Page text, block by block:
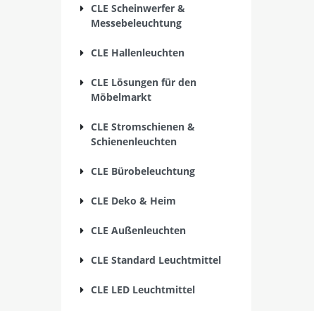
CLE Scheinwerfer &
Messebeleuchtung
CLE Hallenleuchten
CLE Lösungen für den
Möbelmarkt
CLE Stromschienen &
Schienenleuchten
CLE Bürobeleuchtung
CLE Deko & Heim
CLE Außenleuchten
CLE Standard Leuchtmittel
CLE LED Leuchtmittel